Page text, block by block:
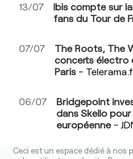
13/07
Ibis compte sur
fans du Tour de
07/07
The Roots, The
concerts électro
Paris -
06/07
Bridgepoint
dans Skello
européenne -
Ceci est un espace dédié à nos